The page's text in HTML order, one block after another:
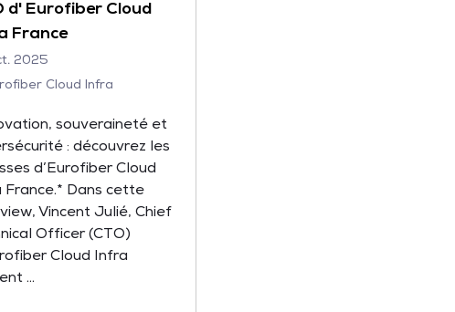
d' Eurofiber Cloud
France
2025
Cloud Infra
souveraineté et
: découvrez les
d’Eurofiber Cloud
France.* Dans cette
Vincent Julié, Chief
Officer (CTO)
Cloud Infra
...